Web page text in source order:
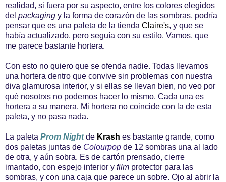
realidad, si fuera por su aspecto, entre los colores elegidos
del packaging y la forma de corazón de las sombras, podría
pensar que es una paleta de la tienda Claire's, y que se
había actualizado, pero seguía con su estilo. Vamos, que
me parece bastante hortera.
Con esto no quiero que se ofenda nadie. Todas llevamos
una hortera dentro que convive sin problemas con nuestra
diva glamurosa interior, y si ellas se llevan bien, no veo por
qué nosotrxs no podemos hacer lo mismo. Cada una es
hortera a su manera. Mi hortera no coincide con la de esta
paleta, y no pasa nada.
La paleta Prom Nightde Krash es bastante grande, como
dos paletas juntas de Colourpop de 12 sombras una al lado
de otra, y aún sobra. Es de cartón prensado, cierre
imantado, con espejo interior y film protector para las
sombras, y con una caja que parece un sobre. Ojo al abrir la